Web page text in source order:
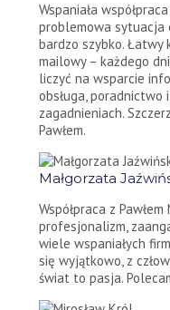
Wspaniała
problemowa sytuacja
bardzo szybko.
mailowy – każdego
liczyć na wsparcie
obsługa,
zagadnieniach.
Pawłem.
Małgorzata
Współpraca z
profesjonalizm,
wiele wspaniałych
się wyjątkowo, z
świat to pasja.